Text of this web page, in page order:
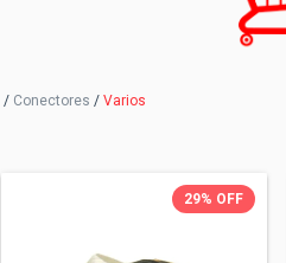
/ Conectores / Varios
29% OFF